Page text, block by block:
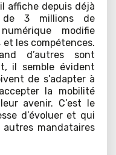
affiche depuis déjà
de 3 millions de
modifie
les compétences.
d’autres sont
il semble évident
de s’adapter à
la mobilité
avenir. C’est le
d’évoluer et qui
mandataires